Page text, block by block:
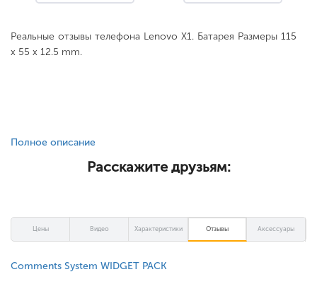
Реальные отзывы телефона Lenovo X1. Батарея Размеры 115
x 55 x 12.5 mm.
Полное описание
Расскажите друзьям:
Цены Видео Характеристики Отзывы Аксессуары
Comments System WIDGET PACK